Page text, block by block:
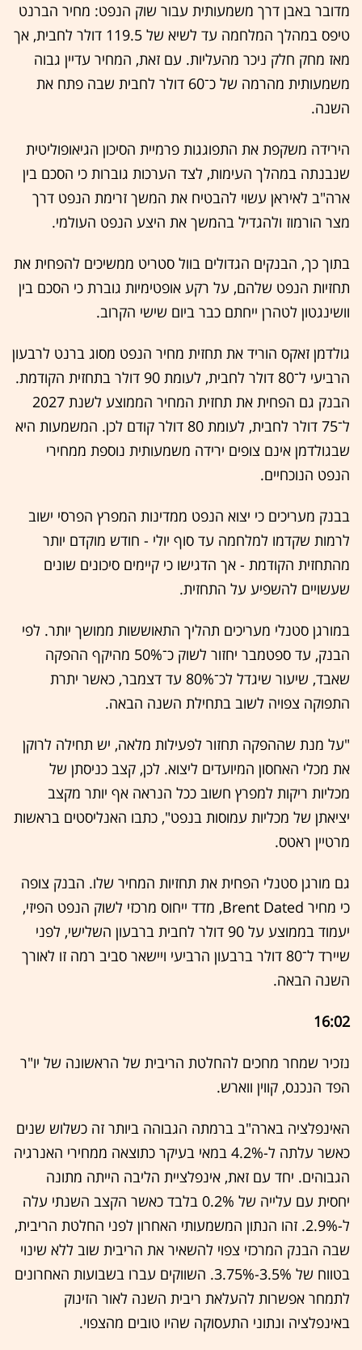
מדובר באבן דרך משמעותית עבור שוק הנפט: מחיר הברנט
טיפס במהלך המלחמה עד לשיא של 119.5 דולר לחבית, אך
מאז מחק חלק ניכר מהעליות. עם זאת, המחיר עדיין גבוה
משמעותית מהרמה של כ־60 דולר לחבית שבה פתח את
השנה.
הירידה משקפת את התפוגגות פרמיית הסיכון הגיאופוליטית
שנבנתה במהלך העימות, לצד הערכות גוברות כי הסכם בין
ארה"ב לאיראן עשוי להבטיח את המשך זרימת הנפט דרך
מצר הורמוז ולהגדיל בהמשך את היצע הנפט העולמי.
בתוך כך, הבנקים הגדולים בוול סטריט ממשיכים להפחית את
תחזיות הנפט שלהם, על רקע אופטימיות גוברת כי הסכם בין
וושינגטון לטהרן ייחתם כבר ביום שישי הקרוב.
גולדמן זאקס הוריד את תחזית מחיר הנפט מסוג ברנט לרבעון
הרביעי ל־80 דולר לחבית, לעומת 90 דולר בתחזית הקודמת.
הבנק גם הפחית את תחזית המחיר הממוצע לשנת 2027
ל־75 דולר לחבית, לעומת 80 דולר קודם לכן. המשמעות היא
שבגולדמן אינם צופים ירידה משמעותית נוספת ממחירי
הנפט הנוכחיים.
בבנק מעריכים כי יצוא הנפט ממדינות המפרץ הפרסי ישוב
לרמות שקדמו למלחמה עד סוף יולי - חודש מוקדם יותר
מהתחזית הקודמת - אך הדגישו כי קיימים סיכונים שונים
שעשויים להשפיע על התחזית.
במורגן סטנלי מעריכים תהליך התאוששות ממושך יותר. לפי
הבנק, עד ספטמבר יחזור לשוק כ־50% מהיקף ההפקה
שאבד, שיעור שיגדל לכ־80% עד דצמבר, כאשר יתרת
התפוקה צפויה לשוב בתחילת השנה הבאה.
"על מנת שההפקה תחזור לפעילות מלאה, יש תחילה לרוקן
את מכלי האחסון המיועדים ליצוא. לכן, קצב כניסתן של
מכליות ריקות למפרץ חשוב ככל הנראה אף יותר מקצב
יציאתן של מכליות עמוסות בנפט", כתבו האנליסטים בראשות
מרטיין ראטס.
גם מורגן סטנלי הפחית את תחזיות המחיר שלו. הבנק צופה
כי מחיר Brent Dated, מדד ייחוס מרכזי לשוק הנפט הפיזי,
יעמוד בממוצע על 90 דולר לחבית ברבעון השלישי, לפני
שיירד ל־80 דולר ברבעון הרביעי ויישאר סביב רמה זו לאורך
השנה הבאה.
16:02
נזכיר שמחר מחכים להחלטת הריבית של הראשונה של יו"ר
הפד הנכנס, קווין ווארש.
האינפלציה בארה"ב ברמתה הגבוהה ביותר זה כשלוש שנים
כאשר עלתה ל-4.2% במאי בעיקר כתוצאה ממחירי האנרגיה
הגבוהים. יחד עם זאת, אינפלציית הליבה הייתה מתונה
יחסית עם עלייה של 0.2% בלבד כאשר הקצב השנתי עלה
ל-2.9%. זהו הנתון המשמעותי האחרון לפני החלטת הריבית,
שבה הבנק המרכזי צפוי להשאיר את הריבית שוב ללא שינוי
בטווח של 3.5%-3.75%. השווקים עברו בשבועות האחרונים
לתמחר אפשרות להעלאת ריבית השנה לאור הזינוק
באינפלציה ונתוני התעסוקה שהיו טובים מהצפוי.